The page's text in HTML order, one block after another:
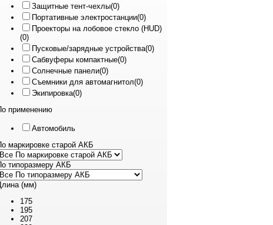
Защитные тент-чехлы(0)
Портативные электростанции(0)
Проекторы на лобовое стекло (HUD)
(0)
Пусковые/зарядные устройства(0)
Сабвуферы компактные(0)
Солнечные панели(0)
Съемники для автомагнитол(0)
Экипировка(0)
применению
Автомобиль
маркировке старой АКБ
типоразмеру АКБ
(мм)
175
195
207